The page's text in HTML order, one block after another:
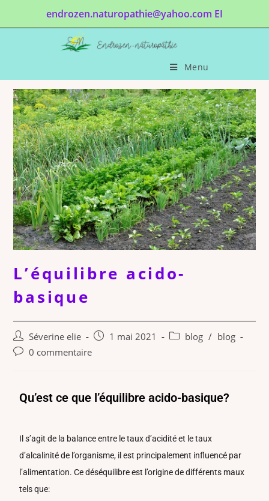
endrozen.naturopathie@yahoo.com EI
Menu
L’équilibre acido-
basique
Séverine elie 1 mai 2021 blog / blog
0 commentaire
Qu’est ce que l’équilibre acido-basique?
Il s’agit de la balance entre le taux d’acidité et le taux
d’alcalinité de l’organisme, il est principalement influencé par
l’alimentation. Ce déséquilibre est l’origine de différents maux
tels que: